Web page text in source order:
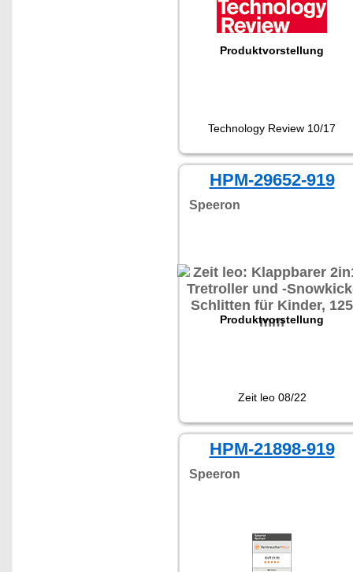
Produktvorstellung
Technology Review 10/17
HPM-29652-919
Speeron
Produktvorstellung
Zeit leo 08/22
HPM-21898-919
Speeron